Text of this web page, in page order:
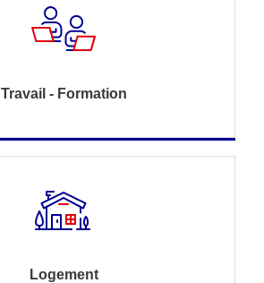
Travail - Formation
Logement